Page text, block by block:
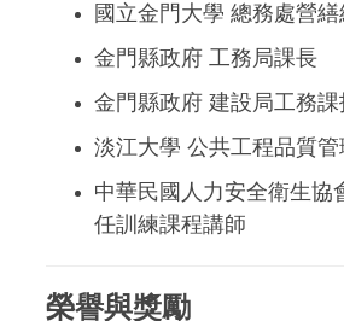
國立金門大學 總務處營
金門縣政府 工務局課長
金門縣政府 建設局工務課
淡江大學 公共工程品質
中華民國人力安全衛生協
任訓練課程講師
榮譽與獎勵